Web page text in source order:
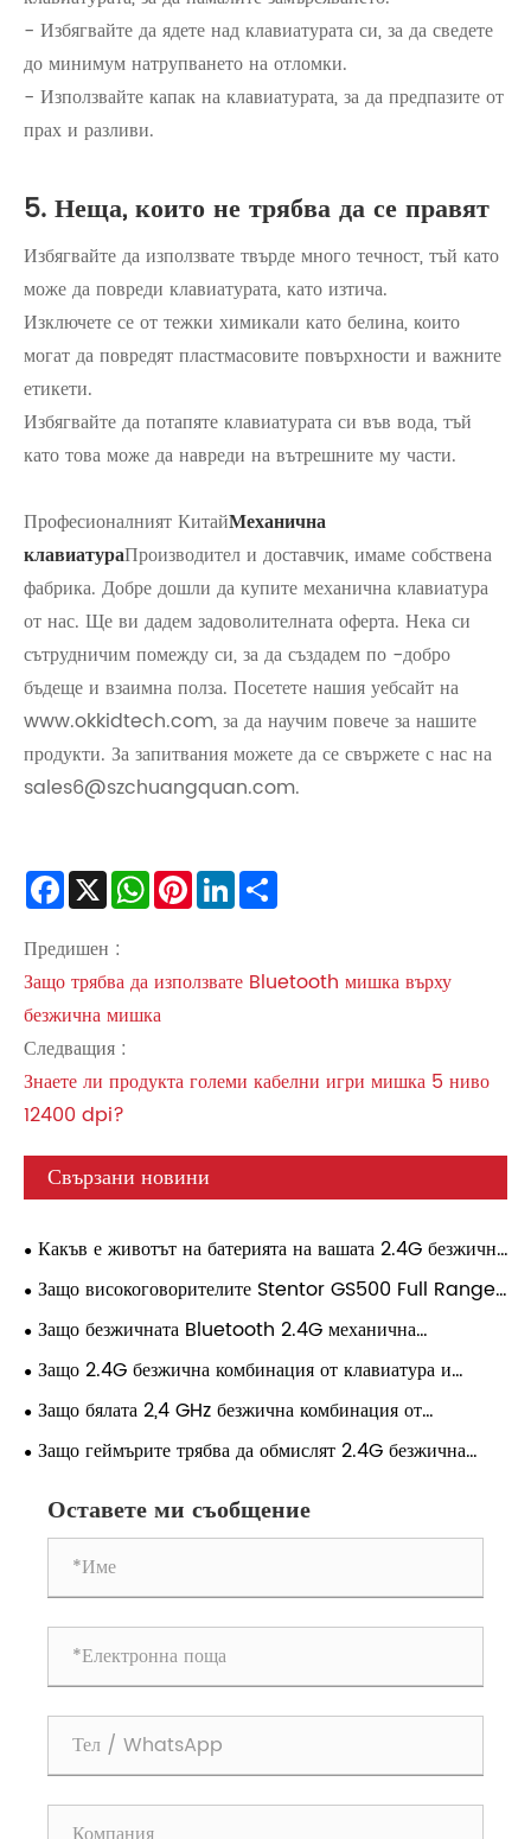
- Избягвайте да ядете над клавиатурата си, за да сведете
до минимум натрупването на отломки.
- Използвайте капак на клавиатурата, за да предпазите от
прах и разливи.
5. Неща, които не трябва да се правят
Избягвайте да използвате твърде много течност, тъй като
може да повреди клавиатурата, като изтича.
Изключете се от тежки химикали като белина, които
могат да повредят пластмасовите повърхности и важните
етикети.
Избягвайте да потапяте клавиатурата си във вода, тъй
като това може да навреди на вътрешните му части.
Професионалният КитайМеханична
клавиатураПроизводител и доставчик, имаме собствена
фабрика. Добре дошли да купите механична клавиатура
от нас. Ще ви дадем задоволителната оферта. Нека си
сътрудничим помежду си, за да създадем по -добро
бъдеще и взаимна полза. Посетете нашия уебсайт на
www.okkidtech.com, за да научим повече за нашите
продукти. За запитвания можете да се свържете с нас на
sales6@szchuangquan.com.
Facebook
X WhatsApp
PinterestLinkedIn
Предишен :
Защо трябва да използвате Bluetooth мишка върху
безжична мишка
Следващия :
Знаете ли продукта големи кабелни игри мишка 5 ниво
12400 dpi?
Свързани новини
Какъв е животът на батерията на вашата 2.4G безжична
игрална мишка при непрекъснато игрово натоварване?
Защо високоговорителите Stentor GS500 Full Range
2.0 за игри стават популярен избор за съвременните
геймъри?
Защо безжичната Bluetooth 2.4G механична
клавиатура с 94 клавиша се превръща в идеалния избор
за съвременните потребители?
Защо 2.4G безжична комбинация от клавиатура и
мишка трансформира ежедневното компютърно
изживяване?
Защо бялата 2,4 GHz безжична комбинация от
клавиатура и мишка е най-добрият избор за модерни
работни пространства?
Защо геймърите трябва да обмислят 2.4G безжична
Оставете ми съобщение